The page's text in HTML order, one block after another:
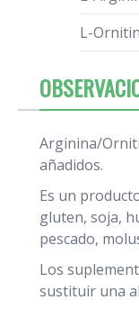
L-
Arginina/
añadidos.
Es un
gluten, soja,
pescado,
Los
sustituir una